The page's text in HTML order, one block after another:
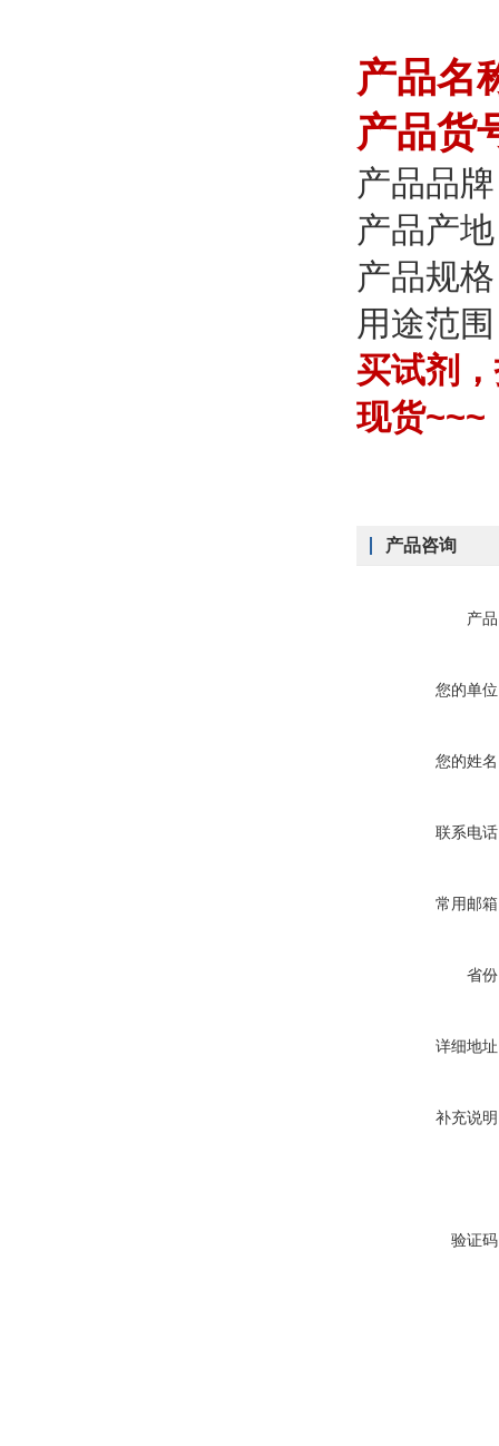
产品名
产品货
产品品
产品产
产品规
用途范
买试剂
现货~~~
产品咨询
产
您的单
您的姓
联系电
常用邮
省
详细地
补充说
验证